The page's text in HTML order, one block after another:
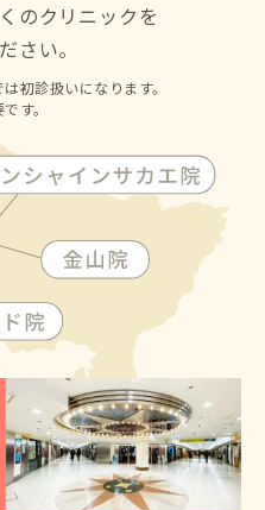
のクリニックを
さい。
初診扱いになります。
す。